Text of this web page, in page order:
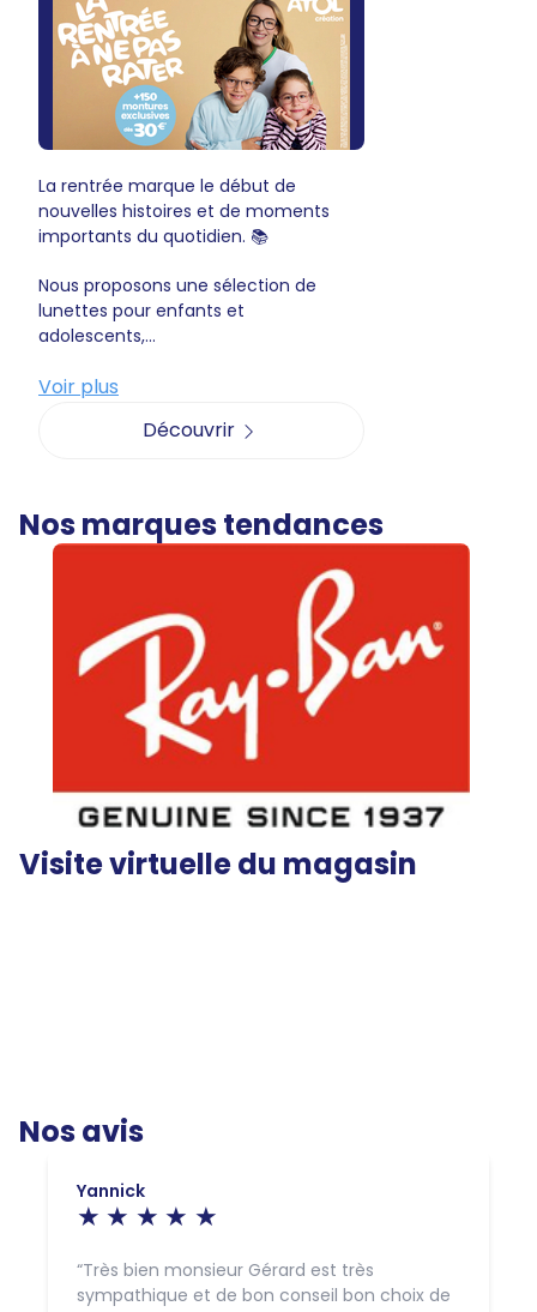
La rentrée marque le début de
nouvelles histoires et de moments
importants du quotidien. 📚
Nous proposons une sélection de
lunettes pour enfants et
adolescents,...
Voir plus
Découvrir
Nos marques tendances
Visite virtuelle du magasin
Nos avis
Yannick
Très bien monsieur Gérard est très
sympathique et de bon conseil bon choix de